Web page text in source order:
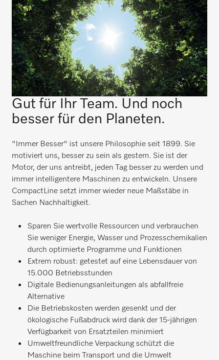
Gut für Ihr Team. Und noch
besser für den Planeten.
"Immer Besser" ist unsere Philosophie seit 1899. Sie
motiviert uns, besser zu sein als gestern. Sie ist der
Motor, der uns antreibt, jeden Tag besser zu werden und
immer intelligentere Maschinen zu entwickeln. Unsere
CompactLine setzt immer wieder neue Maßstäbe in
Sachen Nachhaltigkeit.
Sparen Sie wertvolle Ressourcen und verbrauchen
Sie weniger Energie, Wasser und Prozesschemikalien
durch optimierte Programme und Funktionen
Extrem robust: getestet auf eine Lebensdauer von
15.000 Betriebsstunden
Digitale Bedienungsanleitungen als abfallfreie
Alternative
Die Betriebskosten werden gesenkt und der
ökologische Fußabdruck wird dank der 15-jährigen
Verfügbarkeit von Ersatzteilen minimiert
Umweltfreundliche Verpackung schützt die
Maschine beim Transport und die Umwelt